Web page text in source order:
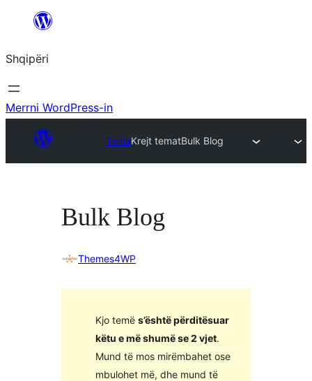
Hidhu
lënda
Shqipëri
Merrni WordPress-in
TemaKrejt tematBulk Blog
Bulk Blog
Themes4WP
Kjo temë s’është përditësuar
këtu e më shumë se 2 vjet.
Mund të mos mirëmbahet ose
mbulohet më, dhe mund të